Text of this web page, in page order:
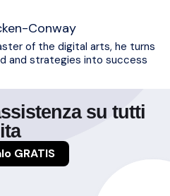
Conway
of the digital arts, he turns
and strategies into success
su tutti
GRATIS